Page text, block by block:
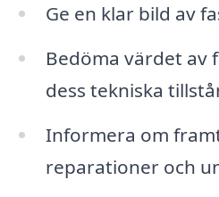
Ge en klar bild av
Bedöma värdet av
dess tekniska
Informera om
reparationer och